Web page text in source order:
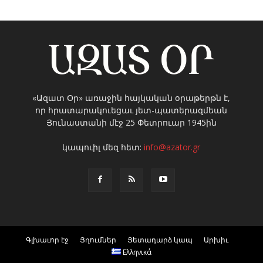
«Ազատ Օր» առաջին հայկական օրաթերթն է,
որ հրատարակուեցաւ յետ-պատերազմեան
Յունաստանի մէջ 25 Փետրուար 1945ին
կապուիլ մեզ հետ:info@azator.gr
Գլխաւոր էջ Յղումներ Յետադարձ կապ
Արխիւ
Ελληνικά